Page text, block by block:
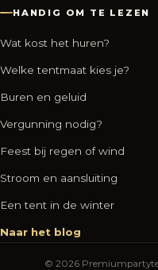
HANDIG OM TE LEZEN
Wat kost het huren?
Welke tentmaat kies je?
Buren en geluid
Vergunning nodig?
Feest bij regen of wind
Stroom en aansluiting
Een tent in de winter
Naar het blog
© 2026